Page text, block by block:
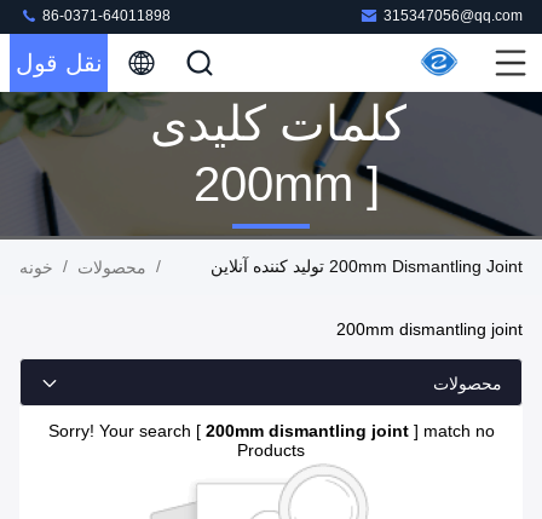
315347056@qq.com
86-0371-64011898
نقل قول
کلمات کلیدی
[ 200mm
Dismantling
مطابقت 0
محصولات
خونه / محصولات / 200mm Dismantling Joint تولید کننده آنلاین
200mm dismantling joint
محصولات
Sorry! Your search [ 200mm dismantling joint] match no
Products